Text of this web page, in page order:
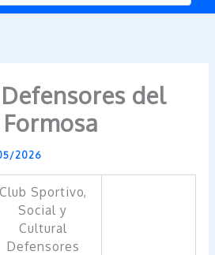
del
2026
Club Sportivo,
Social y
Cultural
Defensores